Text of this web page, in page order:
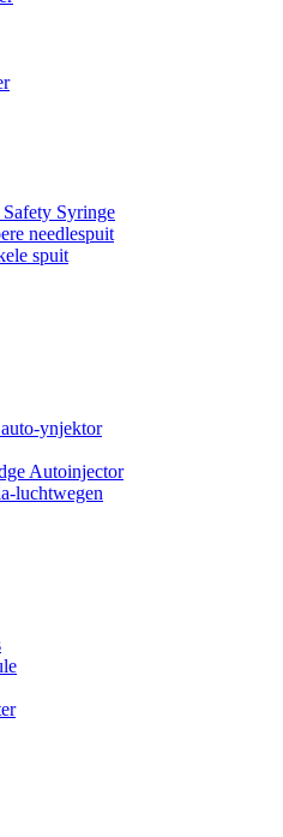
Syringe
needlespuit
spuit
ynjektor
Autoinjector
luchtwegen